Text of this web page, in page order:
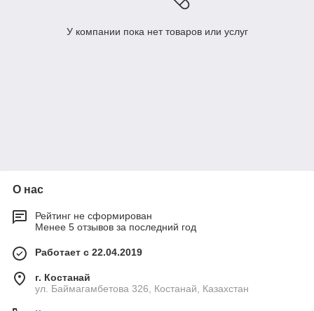
У компании пока нет товаров или услуг
О нас
Рейтинг не сформирован
Менее 5 отзывов за последний год
Работает с 22.04.2019
г. Костанай
ул. Баймагамбетова 326, Костанай, Казахстан